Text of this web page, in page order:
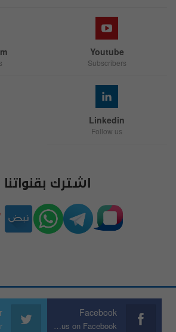
Youtube
Subscribers
Linkedin
Follow us
اشترك بقنواتنا
Facebook
Join us on Facebook